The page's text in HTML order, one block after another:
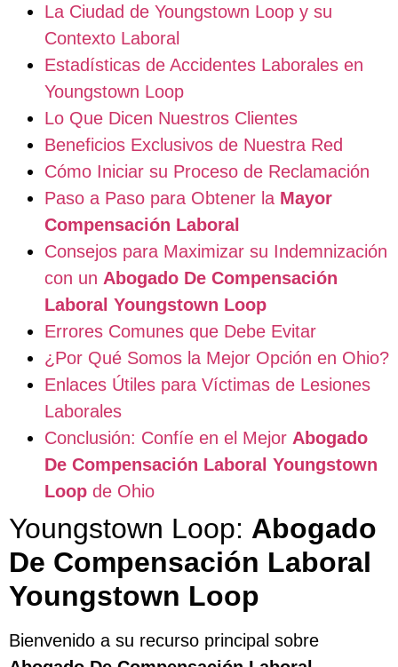
La Ciudad de Youngstown Loop y su
Contexto Laboral
Estadísticas de Accidentes Laborales en
Youngstown Loop
Lo Que Dicen Nuestros Clientes
Beneficios Exclusivos de Nuestra Red
Cómo Iniciar su Proceso de Reclamación
Paso a Paso para Obtener la Mayor
Compensación Laboral
Consejos para Maximizar su Indemnización
con un Abogado De Compensación
Laboral Youngstown Loop
Errores Comunes que Debe Evitar
¿Por Qué Somos la Mejor Opción en Ohio?
Enlaces Útiles para Víctimas de Lesiones
Laborales
Conclusión: Confíe en el Mejor Abogado
De Compensación Laboral Youngstown
Loop de Ohio
Youngstown Loop: Abogado
De Compensación Laboral
Youngstown Loop
Bienvenido a su recurso principal sobre